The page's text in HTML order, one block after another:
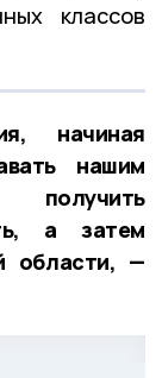
классов
начиная
нашим
а затем
области, —